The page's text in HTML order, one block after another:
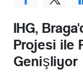
IHG,
Projesi ile
Genişliyor